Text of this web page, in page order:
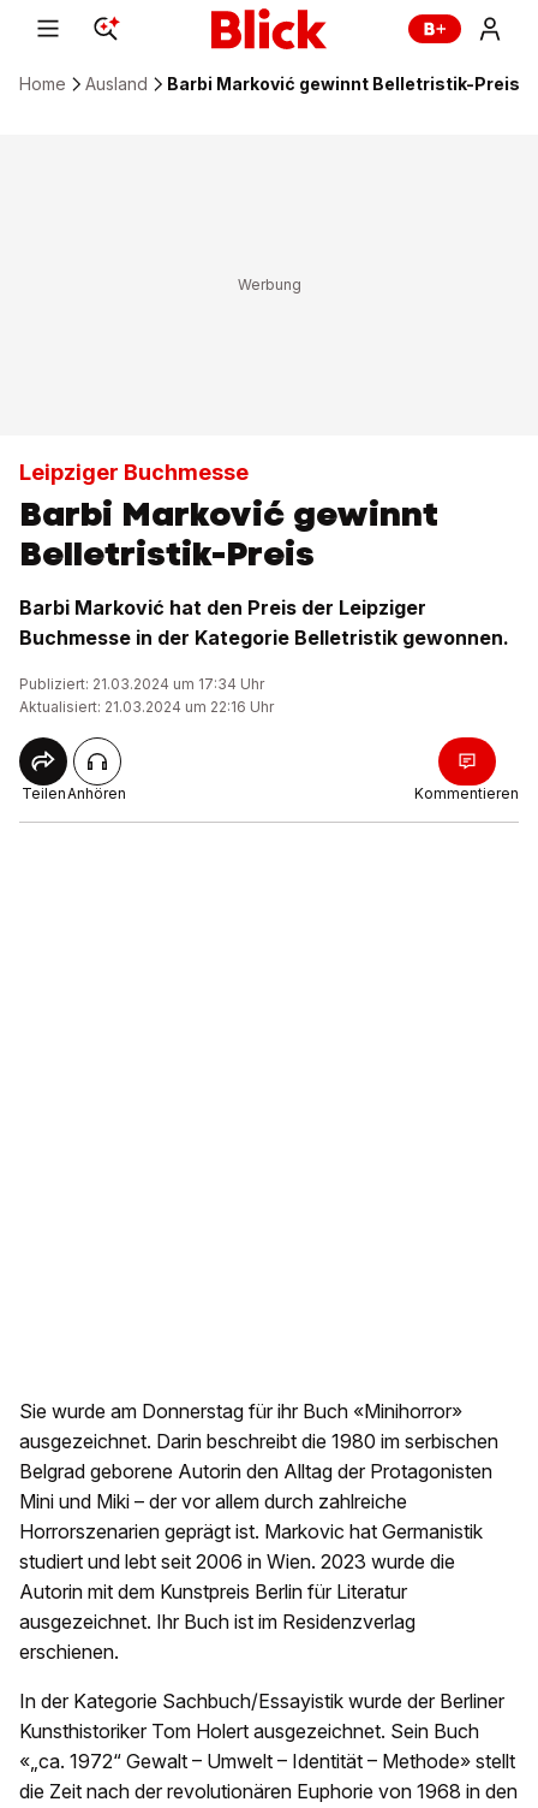
Home Ausland Barbi Marković gewinnt Belletristik-Preis
Leipziger Buchmesse
Barbi Marković gewinnt
Belletristik-Preis
Barbi Marković hat den Preis der Leipziger
Buchmesse in der Kategorie Belletristik gewonnen.
Publiziert: 21.03.2024 um 17:34 Uhr
Aktualisiert: 21.03.2024 um 22:16 Uhr
TeilenAnhören Kommentieren
Sie wurde am Donnerstag für ihr Buch «Minihorror»
ausgezeichnet. Darin beschreibt die 1980 im serbischen
Belgrad geborene Autorin den Alltag der Protagonisten
Mini und Miki – der vor allem durch zahlreiche
Horrorszenarien geprägt ist. Markovic hat Germanistik
studiert und lebt seit 2006 in Wien. 2023 wurde die
Autorin mit dem Kunstpreis Berlin für Literatur
ausgezeichnet. Ihr Buch ist im Residenzverlag
erschienen.
In der Kategorie Sachbuch/Essayistik wurde der Berliner
Kunsthistoriker Tom Holert ausgezeichnet. Sein Buch
«„ca. 1972“ Gewalt – Umwelt – Identität – Methode» stellt
die Zeit nach der revolutionären Euphorie von 1968 in den